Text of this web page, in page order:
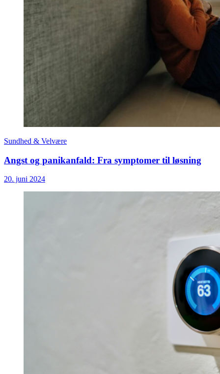
Sundhed & Velvære
Angst og panikanfald: Fra symptomer til løsning
20. juni 2024